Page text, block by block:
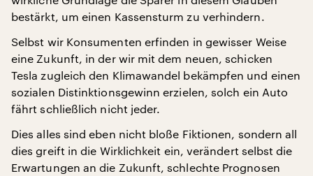
bestärkt, um einen Kassensturm zu verhindern.
Selbst wir Konsumenten erfinden in gewisser Weise
eine Zukunft, in der wir mit dem neuen, schicken
Tesla zugleich den Klimawandel bekämpfen und einen
sozialen Distinktionsgewinn erzielen, solch ein Auto
fährt schließlich nicht jeder.
Dies alles sind eben nicht bloße Fiktionen, sondern all
dies greift in die Wirklichkeit ein, verändert selbst die
Erwartungen an die Zukunft, schlechte Prognosen